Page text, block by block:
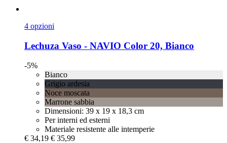
4 opzioni
Lechuza Vaso -​ NAVIO Color 20, Bianco
-5%
Bianco
Grigio ardesia
Noce moscata
Marrone sabbia
Dimensioni: 39 x 19 x 18,3 cm
Per interni ed esterni
Materiale resistente alle intemperie
€ 34,19 € 35,99